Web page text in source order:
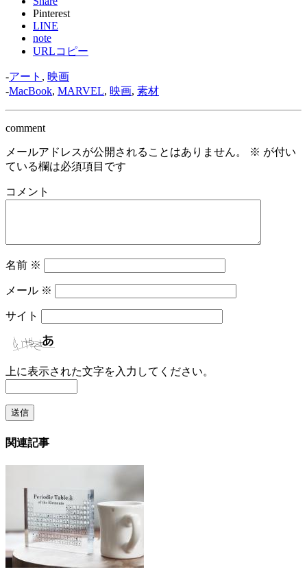
Pinterest
LINE
note
URLコピー
-アート , 映画
-MacBook, MARVEL, 映画, 素材
comment
メールアドレスが公開されることはありません。 ※ が付い
ている欄は必須項目です
コメント
名前 ※
メール ※
サイト
上に表示された文字を入力してください。
関連記事